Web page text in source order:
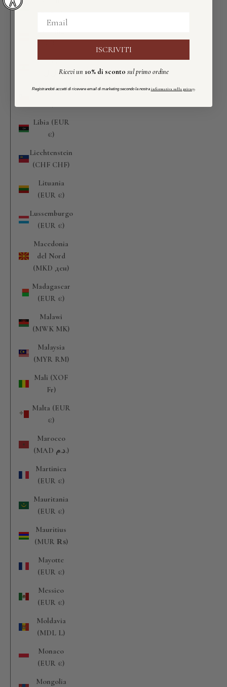
Libano (LBP
Liberia (EUR
Libia (EUR
€)
Liechtenstein
(CHF CHF)
Lituania
(EUR €)
Lussemburgo
(EUR €)
Macedonia
del Nord
(MKD ден)
Madagascar
(EUR €)
Malawi
(MWK MK)
Malaysia
(MYR RM)
Mali (XOF
Fr)
Malta (EUR
€)
Marocco
(MAD د.م.)
Martinica
(EUR €)
Mauritania
(EUR €)
Mauritius
(MUR ₨)
Mayotte
(EUR €)
Messico
(EUR €)
Moldavia
(MDL L)
Monaco
(EUR €)
Mongolia
Email
ISCRIVITI
Ricevi un 10% di sconto sul primo ordine
Registrandoti accetti di ricevere email di marketing secondo la nostra informativa sulla privacy.